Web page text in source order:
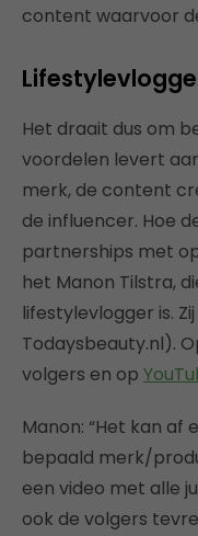
content waarvoor
Het draait dus om
voordelen levert
merk, de content
de influencer. Hoe
partnerships met
het Manon Tilstra,
lifestylevlogger is.
Todaysbeauty.nl).
volgers en op
Manon: “Het kan af
bepaald merk/
een video met alle
ook de volgers